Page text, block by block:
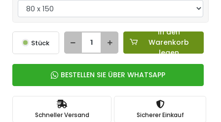
Stück
In den
Warenkorb
legen
BESTELLEN SIE ÜBER WHATSAPP
Schneller Versand Sicherer Einkauf